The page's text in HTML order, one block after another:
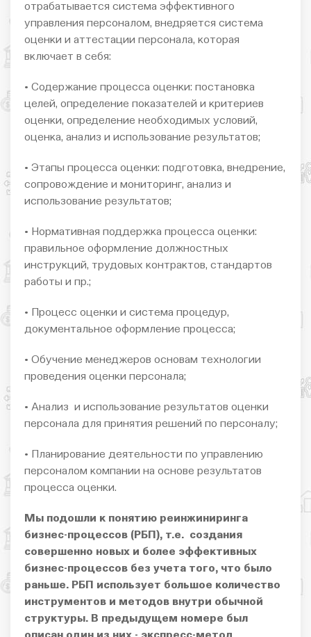
отрабатывается система эффективного
управления персоналом, внедряется система
оценки и аттестации персонала, которая
включает в себя:
• Содержание процесса оценки: постановка
целей, определение показателей и критериев
оценки, определение необходимых условий,
оценка, анализ и использование результатов;
• Этапы процесса оценки: подготовка, внедрение,
сопровождение и мониторинг, анализ и
использование результатов;
• Нормативная поддержка процесса оценки:
правильное оформление должностных
инструкций, трудовых контрактов, стандартов
работы и пр.;
• Процесс оценки и система процедур,
документальное оформление процесса;
• Обучение менеджеров основам технологии
проведения оценки персонала;
• Анализ и использование результатов оценки
персонала для принятия решений по персоналу;
• Планирование деятельности по управлению
персоналом компании на основе результатов
процесса оценки.
Мы подошли к понятию реинжиниринга
бизнес-процессов (РБП), т.е. создания
совершенно новых и более эффективных
бизнес-процессов без учета того, что было
раньше. РБП использует большое количество
инструментов и методов внутри обычной
структуры. В предыдущем номере был